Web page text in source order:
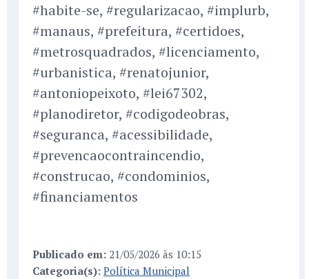
#habite-se, #regularizacao, #implurb,
#manaus, #prefeitura, #certidoes,
#metrosquadrados, #licenciamento,
#urbanistica, #renatojunior,
#antoniopeixoto, #lei67302,
#planodiretor, #codigodeobras,
#seguranca, #acessibilidade,
#prevencaocontraincendio,
#construcao, #condominios,
#financiamentos
Publicado em: 21/05/2026 às 10:15
Categoria(s): Política Municipal